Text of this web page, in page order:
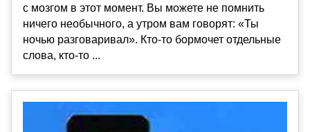
с мозгом в этот момент. Вы можете не помнить
ничего необычного, а утром вам говорят: «Ты
ночью разговаривал». Кто-то бормочет отдельные
слова, кто-то ...